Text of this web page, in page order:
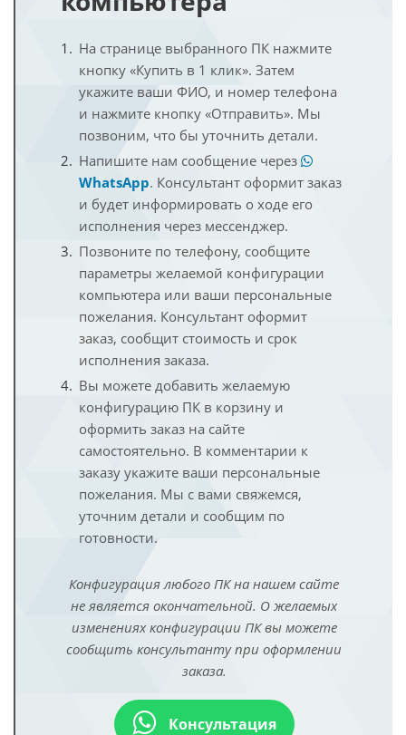
На странице выбранного ПК нажмите
кнопку «Купить в 1 клик». Затем
укажите ваши ФИО, и номер телефона
и нажмите кнопку «Отправить». Мы
позвоним, что бы уточнить детали.
Напишите нам сообщение через
WhatsApp. Консультант оформит заказ
и будет информировать о ходе его
исполнения через мессенджер.
Позвоните по телефону, сообщите
параметры желаемой конфигурации
компьютера или ваши персональные
пожелания. Консультант оформит
заказ, сообщит стоимость и срок
исполнения заказа.
Вы можете добавить желаемую
конфигурацию ПК в корзину и
оформить заказ на сайте
самостоятельно. В комментарии к
заказу укажите ваши персональные
пожелания. Мы с вами свяжемся,
уточним детали и сообщим по
готовности.
Конфигурация любого ПК на нашем сайте
не является окончательной. О желаемых
изменениях конфигурации ПК вы можете
сообщить консультанту при оформлении
заказа.
Консультация